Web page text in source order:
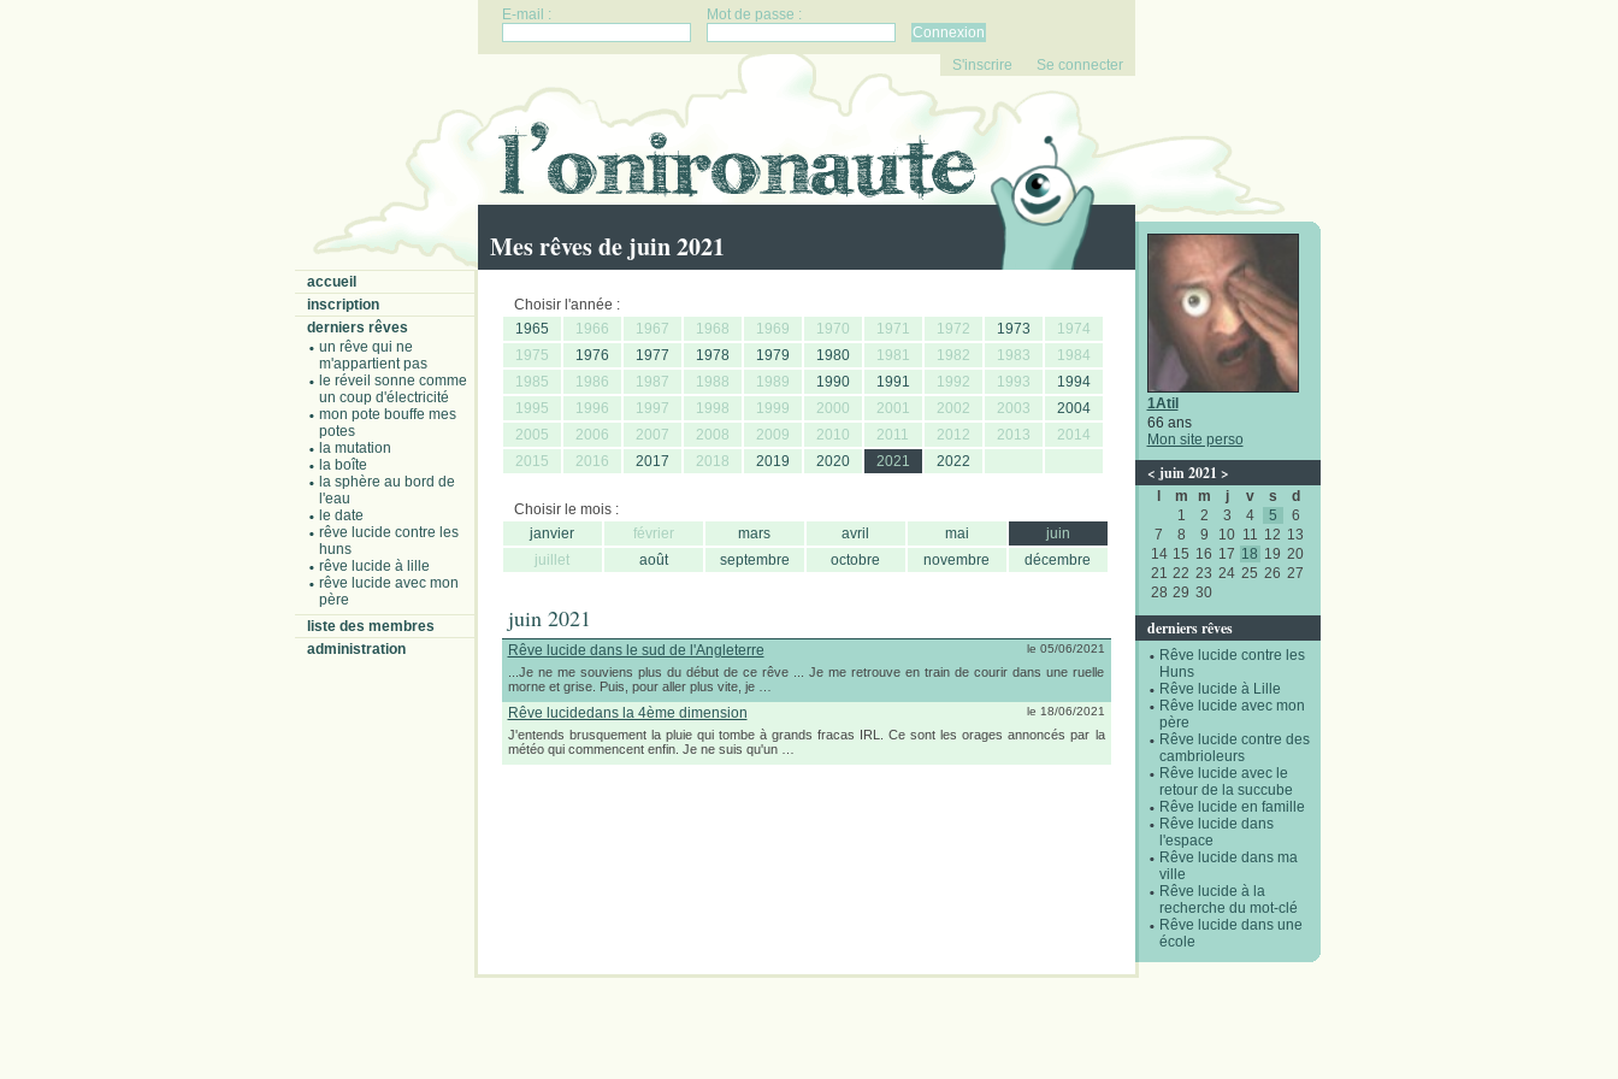
E-mail : Mot de passe :
S'inscrire Se connecter
Mes rêves de juin 2021
accueil
inscription
derniers rêves
un rêve qui ne
m'appartient pas
le réveil sonne comme
un coup d'électricité
mon pote bouffe mes
potes
la mutation
la boîte
la sphère au bord de
l'eau
le date
rêve lucide contre les
huns
rêve lucide à lille
rêve lucide avec mon
père
liste des membres
administration
1Atil
66 ans
Mon site perso
< juin 2021 >
m m j v s
d
1
2 3 4 5
6
7
8 9 10 11 12 13
14 15 16 17 18 19 20
21 22 23 24 25 26 27
28 29 30
derniers rêves
Rêve lucide contre les
Huns
Rêve lucide à Lille
Rêve lucide avec mon
père
Rêve lucide contre des
cambrioleurs
Rêve lucide avec le
retour de la succube
Rêve lucide en famille
Rêve lucide dans
l'espace
Rêve lucide dans ma
ville
Rêve lucide à la
recherche du mot-clé
Rêve lucide dans une
école
Choisir l'année :
1965
1966 1967 1968 1969 1970 1971 1972 1973
1974
1975
1976 1977 1978 1979 1980 1981 1982 1983
1984
1985
1986 1987 1988 1989 1990 1991 1992 1993
1994
1995
1996 1997 1998 1999 2000 2001 2002 2003
2004
2005
2006 2007 2008 2009 2010 2011 2012 2013
2014
2015
2016 2017 2018 2019 2020 2021 2022
Choisir le mois :
janvier
février mars avril mai
juin
juillet
août septembre octobre novembre décembre
juin 2021
Rêve lucide dans le sud de l'Angleterre le 05/06/2021
...Je ne me souviens plus du début de ce rêve ... Je me retrouve en train de courir dans une ruelle
morne et grise. Puis, pour aller plus vite, je …
Rêve lucidedans la 4ème dimension le 18/06/2021
J'entends brusquement la pluie qui tombe à grands fracas IRL. Ce sont les orages annoncés par la
météo qui commencent enfin. Je ne suis qu'un …